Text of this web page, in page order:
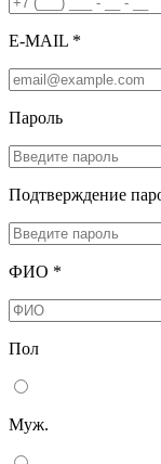
E-MAIL *
Пароль
Подтверждение
ФИО *
Пол
Муж.